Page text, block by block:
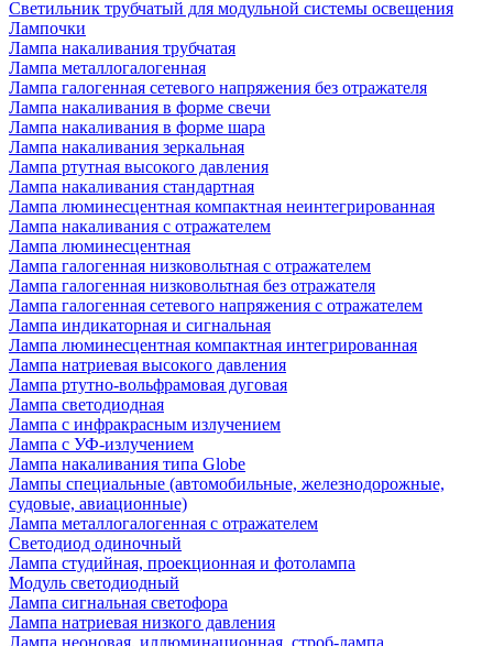
Светильник трубчатый для модульной системы освещения
Лампочки
Лампа накаливания трубчатая
Лампа металлогалогенная
Лампа галогенная сетевого напряжения без отражателя
Лампа накаливания в форме свечи
Лампа накаливания в форме шара
Лампа накаливания зеркальная
Лампа ртутная высокого давления
Лампа накаливания стандартная
Лампа люминесцентная компактная неинтегрированная
Лампа накаливания с отражателем
Лампа люминесцентная
Лампа галогенная низковольтная с отражателем
Лампа галогенная низковольтная без отражателя
Лампа галогенная сетевого напряжения с отражателем
Лампа индикаторная и сигнальная
Лампа люминесцентная компактная интегрированная
Лампа натриевая высокого давления
Лампа ртутно-вольфрамовая дуговая
Лампа светодиодная
Лампа с инфракрасным излучением
Лампа с УФ-излучением
Лампа накаливания типа Globe
Лампы специальные (автомобильные, железнодорожные,
судовые, авиационные)
Лампа металлогалогенная с отражателем
Светодиод одиночный
Лампа студийная, проекционная и фотолампа
Модуль светодиодный
Лампа сигнальная светофора
Лампа натриевая низкого давления
Лампа неоновая, иллюминационная, строб-лампа